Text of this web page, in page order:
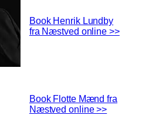
Book Henrik Lundby
fra Næstved online >>
Book Flotte Mænd fra
Næstved online >>